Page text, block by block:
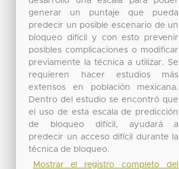
generar un puntaje que pueda
predecir un posible escenario de un
bloqueo difícil y con esto prevenir
posibles complicaciones o modificar
previamente la técnica a utilizar. Se
requieren hacer estudios más
extensos en población mexicana.
Dentro del estudio se encontró que
el uso de esta escala de predicción
de bloqueo difícil, ayudará a
predecir un acceso difícil durante la
técnica de bloqueo.
Mostrar el registro completo del